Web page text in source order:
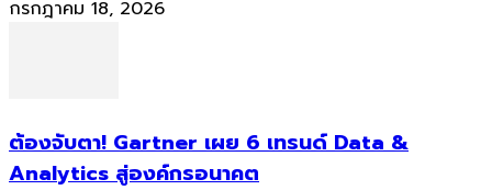
กรกฎาคม 18, 2026
ต้องจับตา! Gartner เผย 6 เทรนด์ Data &
Analytics สู่องค์กรอนาคต